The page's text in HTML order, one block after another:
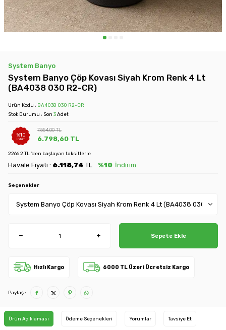
System Banyo
System Banyo Çöp Kovası Siyah Krom Renk 4 Lt
(BA4038 030 R2-CR)
Ürün Kodu : BA4038 030 R2-CR
Stok Durumu : Son 3Adet
%10
İndirim
7.554,00TL
6.798,60 TL
2266.2 TL 'den başlayan taksitlerle
Havale Fiyatı : 6.118,74 TL %10 İndirim
Seçenekler
Sepete Ekle
Hızlı Kargo 6000 TL Üzeri Ücretsiz Kargo
Paylaş :
Ürün Açıklaması Ödeme Seçenekleri Yorumlar Tavsiye Et